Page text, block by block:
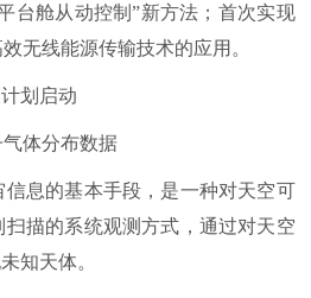
台舱从动控制”新方法；首次实现
无线能源传输技术的应用。
划启动
体分布数据
息的基本手段，是一种对天空可
描的系统观测方式，通过对天空
知天体。